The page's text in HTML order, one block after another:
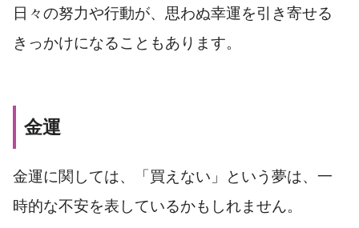
日々の努力や行動が、思わぬ幸運を引き寄せる
きっかけになることもあります。
金運
金運に関しては、「買えない」という夢は、一
時的な不安を表しているかもしれません。